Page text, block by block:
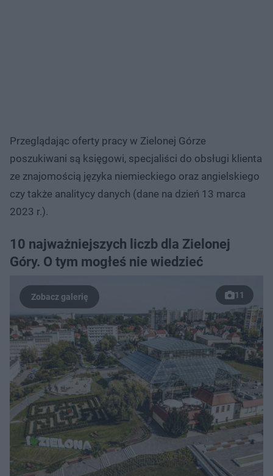
Przeglądając oferty pracy w Zielonej Górze
poszukiwani są księgowi, specjaliści do obsługi klienta
ze znajomością języka niemieckiego oraz angielskiego
czy także analitycy danych (dane na dzień 13 marca
2023 r.).
10 najważniejszych liczb dla Zielonej
Góry. O tym mogłeś nie wiedzieć
11